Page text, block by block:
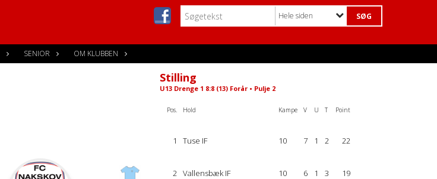
Hele siden
SENIOR OM KLUBBEN
Stilling
U13 Drenge 1 8:8 (13) Forår • Pulje 2
Pos. Hold Kampe V U T Point
1 Tuse IF 10 7 1 2 22
2 Vallensbæk IF 10 6 1 3 19